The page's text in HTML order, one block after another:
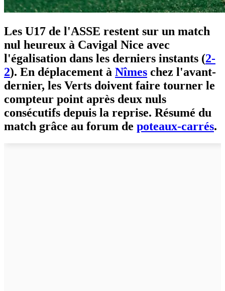
Les U17 de l'ASSE restent sur un match
nul heureux à Cavigal Nice avec
l'égalisation dans les derniers instants (2-
2). En déplacement à Nîmes chez l'avant-
dernier, les Verts doivent faire tourner le
compteur point après deux nuls
consécutifs depuis la reprise. Résumé du
match grâce au forum de poteaux-carrés.